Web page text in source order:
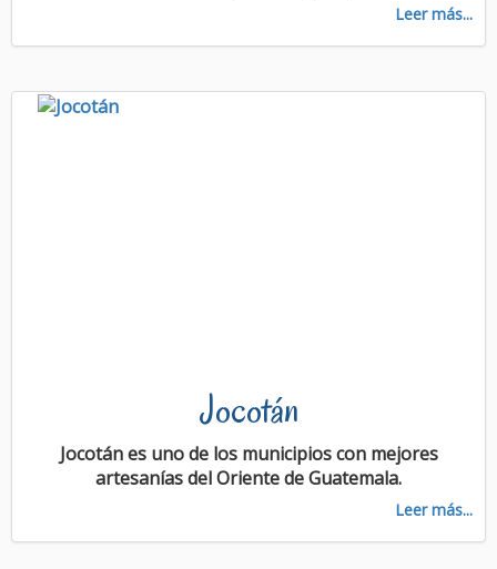
Leer más...
Jocotán
Jocotán es uno de los municipios con mejores
artesanías del Oriente de Guatemala.
Leer más...